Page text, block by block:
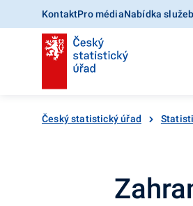
KontaktPro médiaNabídka služeb
Český statistický úřad